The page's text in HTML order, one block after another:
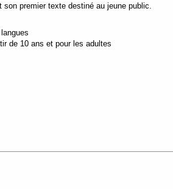
son premier texte destiné au jeune public.
de 10 ans et pour les adultes